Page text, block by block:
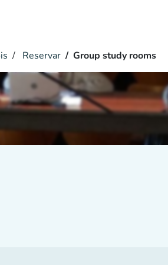
Reservar Group study rooms